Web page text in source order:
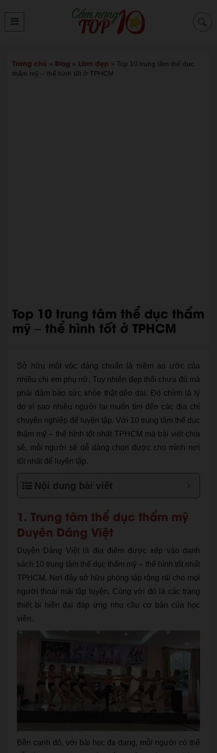
Trang chủ » Blog » Làm đẹp » Top 10 trung tâm thể dục
thẩm mỹ – thể hình tốt ở TPHCM
Top 10 trung tâm thể dục thẩm
mỹ – thể hình tốt ở TPHCM
Sở hữu một vóc dáng chuẩn là niềm ao ước của
nhiều chị em phụ nữ. Tuy nhiên đẹp thôi chưa đủ mà
phải đảm bảo sức khỏe thật dẻo dai. Đó chính là lý
do vì sao nhiều người lại muốn tìm đến các địa chỉ
chuyên nghiệp để luyện tập. Với 10 trung tâm thể dục
thẩm mỹ – thể hình tốt nhất TPHCM mà bài viết chia
sẻ, mỗi người sẽ dễ dàng chọn được cho mình nơi
tốt nhất để luyện tập.
Nội dung bài viết
1. Trung tâm thể dục thẩm mỹ
Duyên Dáng Việt
Duyên Dáng Việt là địa điểm được xếp vào danh
sách 10 trung tâm thể dục thẩm mỹ – thể hình tốt nhất
TPHCM. Nơi đây sở hữu phòng tập rộng rãi cho mọi
người thoải mái tập luyện. Cùng với đó là các trang
thiết bị hiện đại đáp ứng nhu cầu cơ bản của học
viên.
Bên cạnh đó, với bài học đa dạng, mỗi người có thể